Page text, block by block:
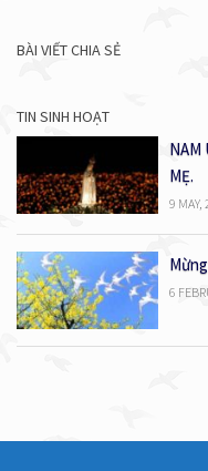
BÀI VIẾT CHIA SẺ
TIN SINH HOẠT
NAM
MẸ.
9 MAY,
6